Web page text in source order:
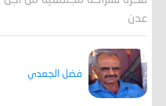
عدن
فضل الجعدي